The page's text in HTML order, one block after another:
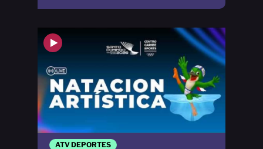
ATV DEPORTES